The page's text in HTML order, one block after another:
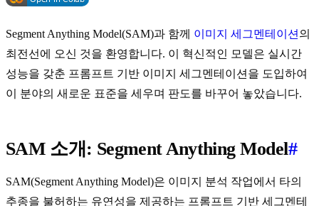
Segment Anything Model(SAM)과 함께 이미지 세그멘테이션 의
최전선에 오신 것을 환영합니다. 이 혁신적인 모델은 실시간
성능을 갖춘 프롬프트 기반 이미지 세그멘테이션을 도입하여
이 분야의 새로운 표준을 세우며 판도를 바꾸어 놓았습니다.
SAM 소개: Segment Anything Model#
SAM(Segment Anything Model)은 이미지 분석 작업에서 타의
추종을 불허하는 유연성을 제공하는 프롬프트 기반 세그멘테